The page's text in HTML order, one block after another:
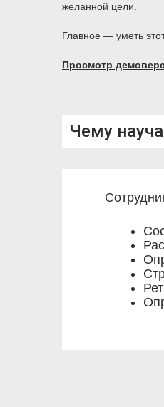
желанной цели.
Главное — уметь
Просмотр
Чему